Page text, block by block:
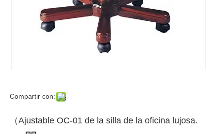
Compartir con:
（Ajustable OC-01 de la silla de la oficina lujosa.